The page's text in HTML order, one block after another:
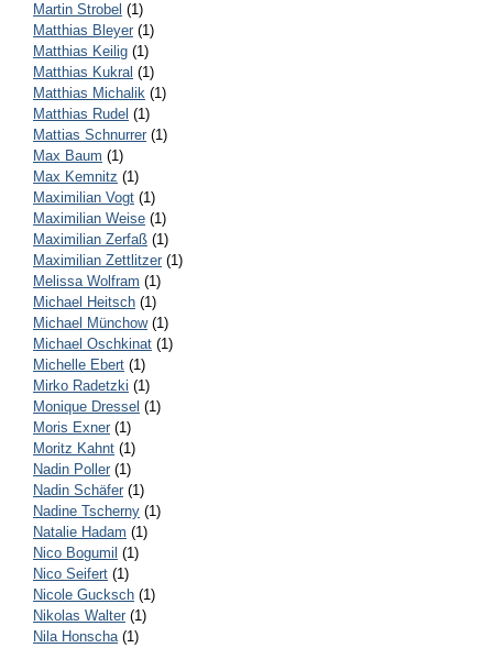
Martin Strobel (1)
Matthias Bleyer (1)
Matthias Keilig (1)
Matthias Kukral (1)
Matthias Michalik (1)
Matthias Rudel (1)
Mattias Schnurrer (1)
Max Baum (1)
Max Kemnitz (1)
Maximilian Vogt (1)
Maximilian Weise (1)
Maximilian Zerfaß (1)
Maximilian Zettlitzer (1)
Melissa Wolfram (1)
Michael Heitsch (1)
Michael Münchow(1)
Michael Oschkinat (1)
Michelle Ebert (1)
Mirko Radetzki (1)
Monique Dressel (1)
Moris Exner (1)
Moritz Kahnt (1)
Nadin Poller (1)
Nadin Schäfer (1)
Nadine Tscherny (1)
Natalie Hadam (1)
Nico Bogumil (1)
Nico Seifert (1)
Nicole Gucksch (1)
Nikolas Walter (1)
Nila Honscha(1)